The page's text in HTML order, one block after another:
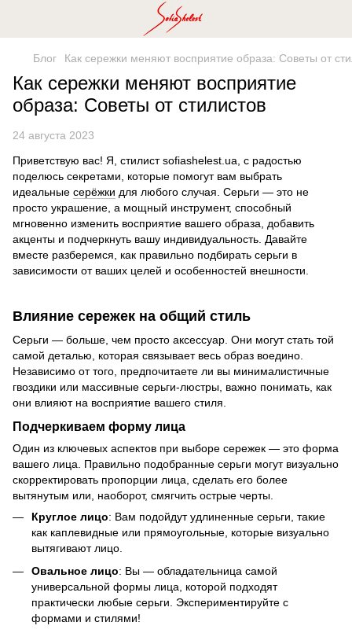
Блог Как сережки меняют восприятие образа: Советы от
Как сережки меняют восприятие
образа: Советы от стилистов
24 августа 2023
Приветствую вас! Я, стилист sofiashelest.ua, с радостью
поделюсь секретами, которые помогут вам выбрать
идеальные серёжки для любого случая. Серьги — это не
просто украшение, а мощный инструмент, способный
мгновенно изменить восприятие вашего образа, добавить
акценты и подчеркнуть вашу индивидуальность. Давайте
вместе разберемся, как правильно подбирать серьги в
зависимости от ваших целей и особенностей внешности.
Влияние сережек на общий стиль
Серьги — больше, чем просто аксессуар. Они могут стать той
самой деталью, которая связывает весь образ воедино.
Независимо от того, предпочитаете ли вы минималистичные
гвоздики или массивные серьги-люстры, важно понимать, как
они влияют на восприятие вашего стиля.
Подчеркиваем форму лица
Один из ключевых аспектов при выборе сережек — это форма
вашего лица. Правильно подобранные серьги могут визуально
скорректировать пропорции лица, сделать его более
вытянутым или, наоборот, смягчить острые черты.
Круглое лицо: Вам подойдут удлиненные серьги, такие
как каплевидные или прямоугольные, которые визуально
вытягивают лицо.
Овальное лицо: Вы — обладательница самой
универсальной формы лица, которой подходят
практически любые серьги. Экспериментируйте с
формами и стилями!